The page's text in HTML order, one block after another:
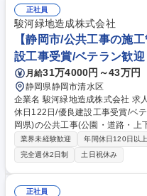
正社員
駿河緑地造成株式会社
【静岡市/公共工事の施
設工事受賞/ベテラン歓
月給31万4000円～43万円
静岡県静岡市清水区
企業名 駿河緑地造成株式会社 求人名 【静岡市/公共工事の施工管理】年間
休日122日/優良建設工事受賞/ベテラン歓迎 仕事の内容 官
岡県)の公共工事(公園・道路・上
下請け業者にお任せするので、
を行います。 ※案件は3000万～3億円規模まで
め工事の予算決めや計画書などの書類作成、測
業者が工事を始めやすいように
ど、現場を監督 ■工事終了後は書
業界未経験歓迎 年間休日120日以上
完全週休2日制
土日祝休み
正社員